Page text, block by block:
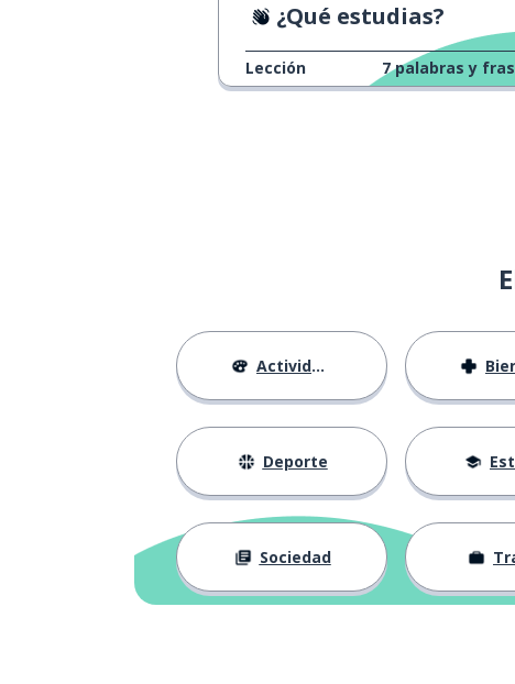
¿Qué estudias?
Lección 7 palabras y
Actividades
Deporte
Sociedad